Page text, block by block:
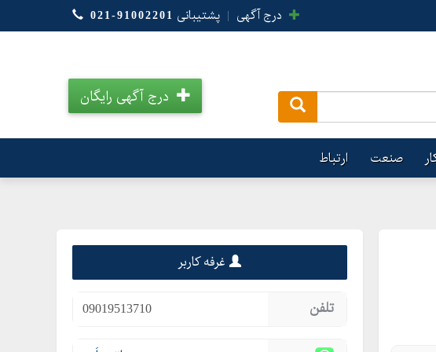
درج آگهی | پشتیبانی 021-91002201
درج آگهی رایگان
صنعت ارتباط
غرفه کاربر
تلفن 09019513710